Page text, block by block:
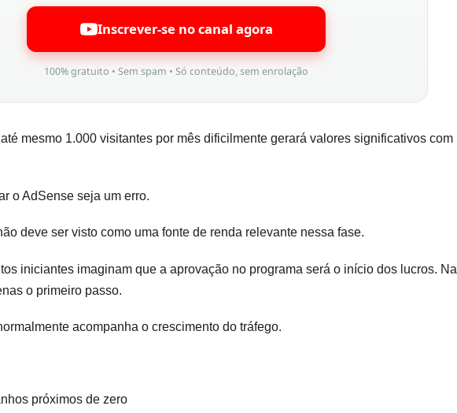
Inscrever-se no canal agora
100% gratuito • Sem spam • Só conteúdo, sem enrolação
mesmo 1.000 visitantes por mês dificilmente gerará valores significativos com
o AdSense seja um erro.
deve ser visto como uma fonte de renda relevante nessa fase.
iniciantes imaginam que a aprovação no programa será o início dos lucros. Na
o primeiro passo.
acompanha o crescimento do tráfego.
próximos de zero